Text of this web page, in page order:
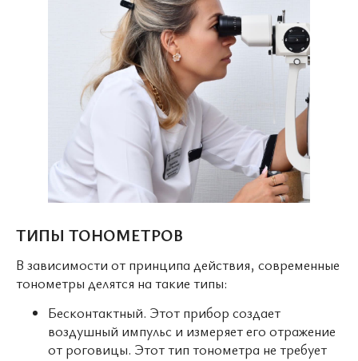
ТИПЫ ТОНОМЕТРОВ
В зависимости от принципа действия, современные
тонометры делятся на такие типы:
Бесконтактный. Этот прибор создает
воздушный импульс и измеряет его отражение
от роговицы. Этот тип тонометра не требует